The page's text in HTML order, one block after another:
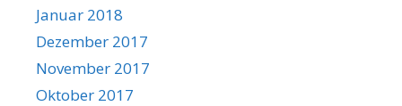
Januar 2018
Dezember 2017
November 2017
Oktober 2017